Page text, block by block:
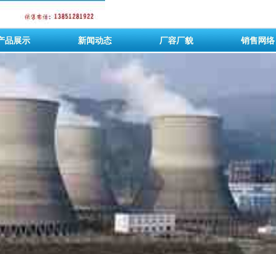
品展示 新闻动态 厂容厂貌 销售网络